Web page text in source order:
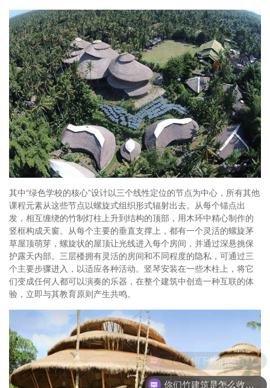
其中“绿色学校的核心”设计以三个线性定位的节点为中心，所有其他
课程元素从这些节点以螺旋式组织形式辐射出去。从每个锚点出
发，相互缠绕的竹制灯柱上升到结构的顶部，用木环中精心制作的
竖框构成天窗。从每个主要的垂直支撑上，都有一个灵活的螺旋茅
草屋顶萌芽，螺旋状的屋顶让光线进入每个房间，并通过深悬挑保
护露天内部。三层楼拥有灵活的房间和不同程度的隐私，可通过三
个主要步骤进入，以适应各种活动。竖琴安装在一些木柱上，将它
们变成任何人都可以演奏的乐器，在整个建筑中创造一种互联的体
验，立即与其教育原则产生共鸣。